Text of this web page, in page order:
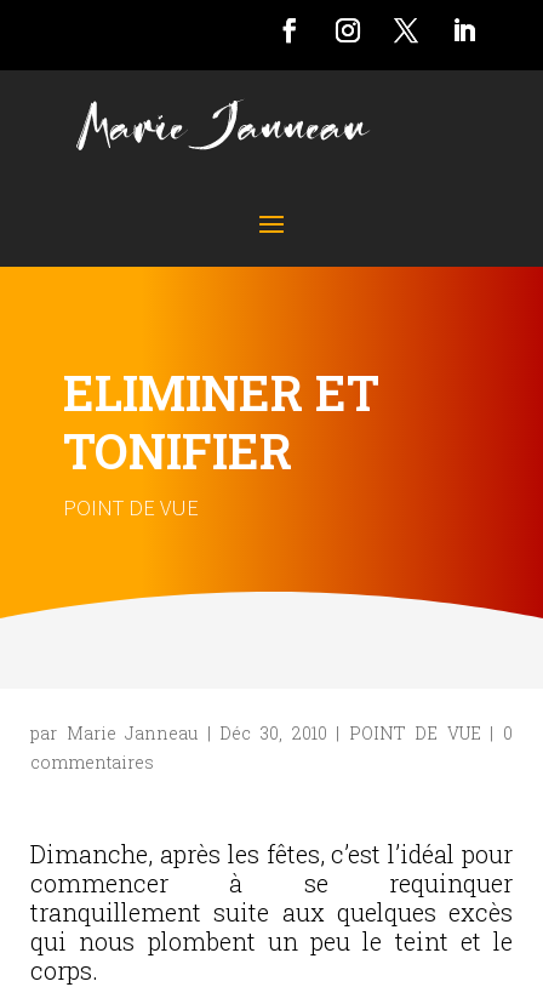
ELIMINER ET
TONIFIER
POINT DE VUE
par Marie Janneau | Déc 30, 2010 | POINT DE VUE | 0
commentaires
Dimanche, après les fêtes, c’est l’idéal pour
commencer à se requinquer
tranquillement suite aux quelques excès
qui nous plombent un peu le teint et le
corps.